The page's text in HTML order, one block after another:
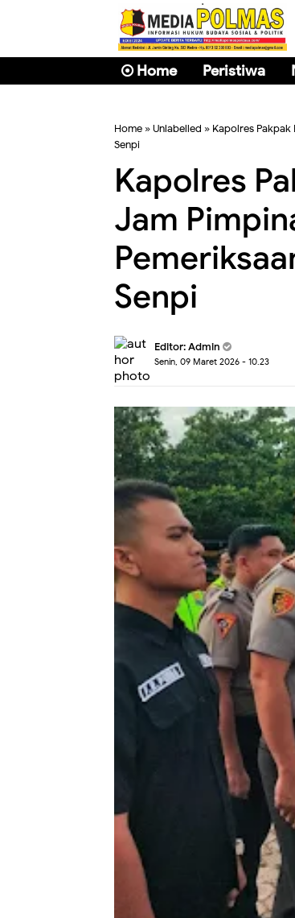
Home Peristiwa
Home » Unlabelled » Kapolres
Senpi
Kapolres
Jam
Senpi
Editor: Admin
Senin, 09 Maret 2026 - 10.23